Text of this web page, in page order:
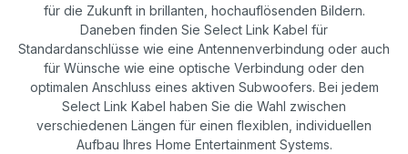
für die Zukunft in brillanten, hochauflösenden Bildern.
Daneben finden Sie Select Link Kabel für
Standardanschlüsse wie eine Antennenverbindung oder auch
für Wünsche wie eine optische Verbindung oder den
optimalen Anschluss eines aktiven Subwoofers. Bei jedem
Select Link Kabel haben Sie die Wahl zwischen
verschiedenen Längen für einen flexiblen, individuellen
Aufbau Ihres Home Entertainment Systems.